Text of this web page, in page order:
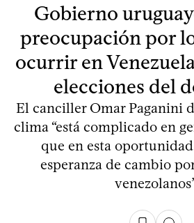
Gobierno
preocupación por
ocurrir en
elecciones del
El canciller Omar Paganini
clima “está complicado en
que en esta
esperanza de cambio